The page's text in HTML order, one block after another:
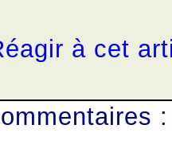
à cet
: